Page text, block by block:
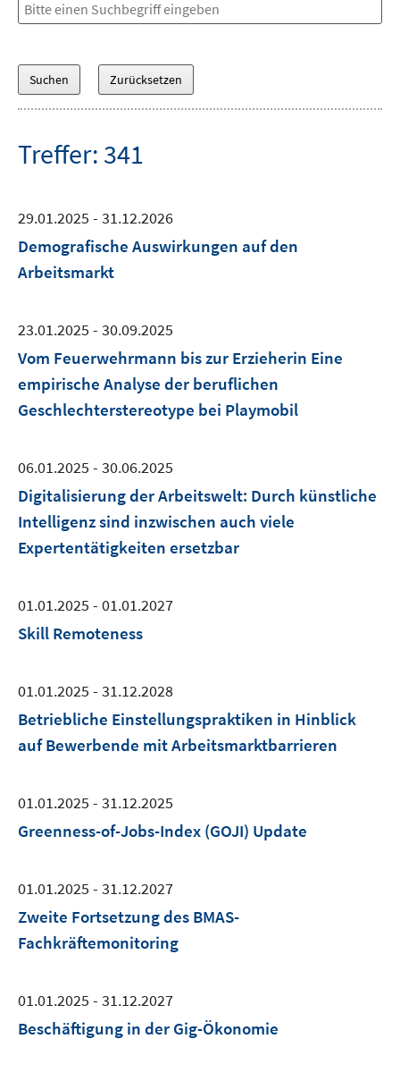
Treffer: 341
29.01.2025 - 31.12.2026
Demografische Auswirkungen auf den
Arbeitsmarkt
23.01.2025 - 30.09.2025
Vom Feuerwehrmann bis zur Erzieherin Eine
empirische Analyse der beruflichen
Geschlechterstereotype bei Playmobil
06.01.2025 - 30.06.2025
Digitalisierung der Arbeitswelt: Durch künstliche
Intelligenz sind inzwischen auch viele
Expertentätigkeiten ersetzbar
01.01.2025 - 01.01.2027
Skill Remoteness
01.01.2025 - 31.12.2028
Betriebliche Einstellungspraktiken in Hinblick
auf Bewerbende mit Arbeitsmarktbarrieren
01.01.2025 - 31.12.2025
Greenness-of-Jobs-Index (GOJI) Update
01.01.2025 - 31.12.2027
Zweite Fortsetzung des BMAS-
Fachkräftemonitoring
01.01.2025 - 31.12.2027
Beschäftigung in der Gig-Ökonomie